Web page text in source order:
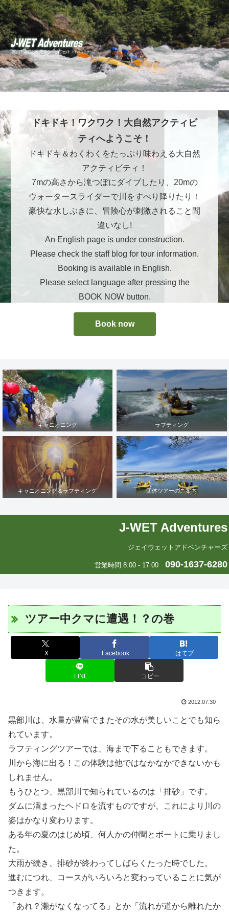
ドキドキ！ワクワク！大自然アクティビ
ティへようこそ！
ドキドキ＆わくわくをたっぷり味わえる大自然
アクティビティ！
7mの高さから滝つぼにダイブしたり、20mの
ウォータースライダーで川をすべり降りたり！
豪快な水しぶきに、冒険心が刺激されること間
違いなし!
An English page is under construction.
Please check the staff blog for tour information.
Booking is available in English.
Please select language after pressing the
BOOK NOW button.
Book now
キャニオニング ラフティング
キャニオニング＆ラフティング 団体ツアーのご案内
J-WET Adventures
ジェイウェットアドベンチャーズ
営業時間 8:00 - 17:00 090-1637-6280
ツアー中クマに遭遇！？の巻
X Facebook はてブ
LINE コピー
2012.07.30
黒部川は、水量が豊富でまたその水が美しいことでも知ら
れています。
ラフティングツアーでは、海まで下ることもできます。
川から海に出る！この体験は他ではなかなかできないかも
しれません。
もうひとつ、黒部川で知られているのは「排砂」です。
ダムに溜まったヘドロを流すものですが、これにより川の
姿はかなり変わります。
ある年の夏のはじめ頃、何人かの仲間とボートに乗りまし
た。
大雨が続き、排砂が終わってしばらくたった時でした。
進むにつれ、コースがいろいろと変わっていることに気が
つきます。
「あれ？瀬がなくなってる」とか「流れが道から離れたか